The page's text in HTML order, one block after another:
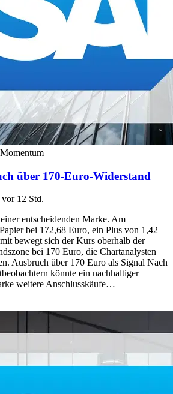
über 170-Euro-Widerstand
vor 12 Std.
entscheidenden Marke. Am
bei 172,68 Euro, ein Plus von 1,42
bewegt sich der Kurs oberhalb der
bei 170 Euro, die Chartanalysten
Ausbruch über 170 Euro als Signal Nach
könnte ein nachhaltiger
weitere Anschlusskäufe…